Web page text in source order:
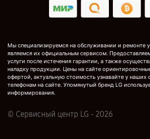
Мы специализируемся на обслуживании и ремонте
являемся их официальным сервисом.
услуги после истечения гарантии, а также
наладку продукции. Цены на сайте
офертой, актуальную стоимость узнавайте у наших
телефонам на сайте. Упомянутый бренд LG
информирования.
© Сервисный центр LG - 2026